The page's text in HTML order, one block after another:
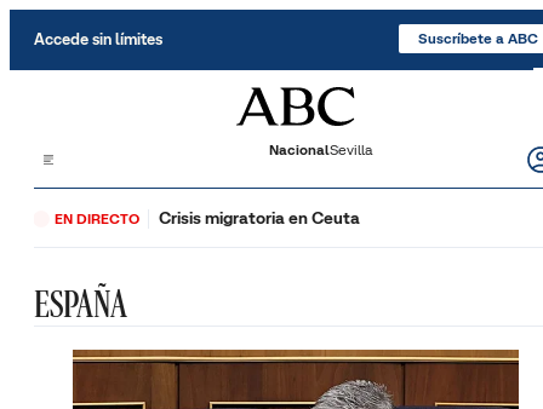
Accede sin límites Suscríbete a ABC
NacionalSevilla
EN DIRECTO Crisis migratoria en Ceuta
ESPAÑA